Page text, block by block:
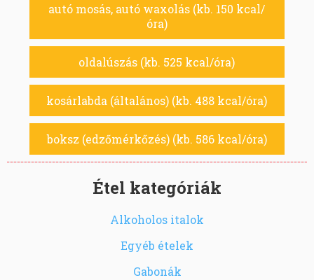
autó mosás, autó waxolás (kb. 150 kcal/
óra)
oldalúszás (kb. 525 kcal/óra)
kosárlabda (általános) (kb. 488 kcal/óra)
boksz (edzőmérkőzés) (kb. 586 kcal/óra)
Étel kategóriák
Alkoholos italok
Egyéb ételek
Gabonák